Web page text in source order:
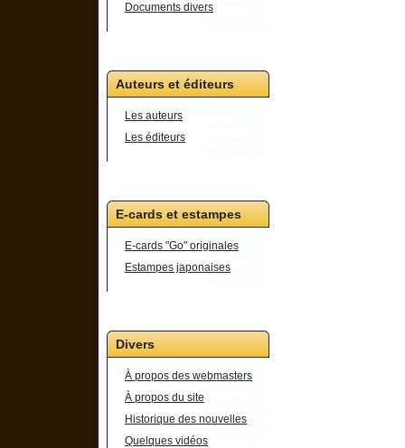
Documents divers
Auteurs et éditeurs
Les auteurs
Les éditeurs
E-cards et estampes
E-cards "Go" originales
Estampes japonaises
Divers
À propos des webmasters
À propos du site
Historique des nouvelles
Quelques vidéos